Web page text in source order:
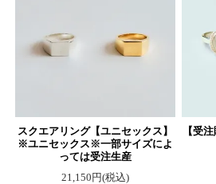
スクエアリング【ユニセックス】
※ユニセックス※一部サイズによ
っては受注生産
21,150円(税込)
【受